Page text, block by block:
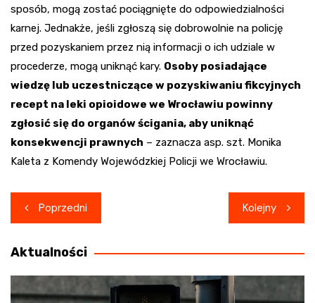
sposób, mogą zostać pociągnięte do odpowiedzialności
karnej. Jednakże, jeśli zgłoszą się dobrowolnie na policję
przed pozyskaniem przez nią informacji o ich udziale w
procederze, mogą uniknąć kary. Osoby posiadające
wiedzę lub uczestniczące w pozyskiwaniu fikcyjnych
recept na leki opioidowe we Wrocławiu powinny
zgłosić się do organów ścigania, aby uniknąć
konsekwencji prawnych – zaznacza asp. szt. Monika
Kaleta z Komendy Wojewódzkiej Policji we Wrocławiu.
Nawigacja
wpisu
Poprzedni Kolejny
Aktualności